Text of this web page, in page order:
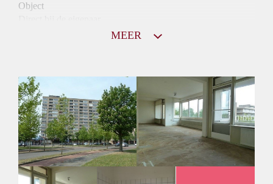
Object
Huurtoeslag
Mogelijk
Inkomen eis
N.V.T.
Huurtermijn
Onbepaalde termijn
Oplevering
Kaal
MEER